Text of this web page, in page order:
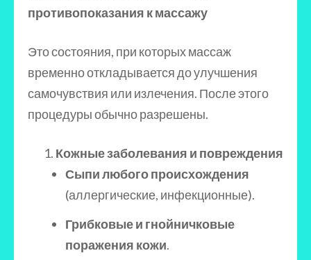
противопоказания к массажу
Это состояния, при которых массаж
временно откладывается до улучшения
самочувствия или излечения. После этого
процедуры обычно разрешены.
Кожные заболевания и повреждения
Сыпи любого происхождения
(аллергические, инфекционные).
Грибковые и гнойничковые
поражения кожи.